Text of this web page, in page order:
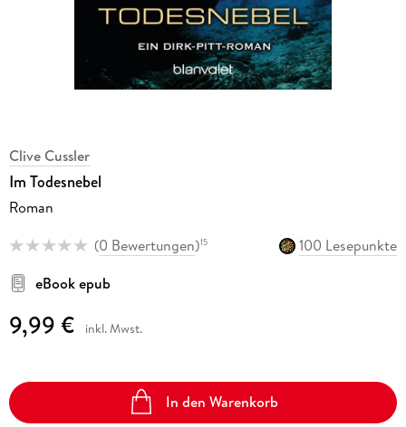
Clive Cussler
Im Todesnebel
Roman
(0 Bewertungen)15
100 Lesepunkte
eBook epub
9,99 € inkl. Mwst.
In den Warenkorb